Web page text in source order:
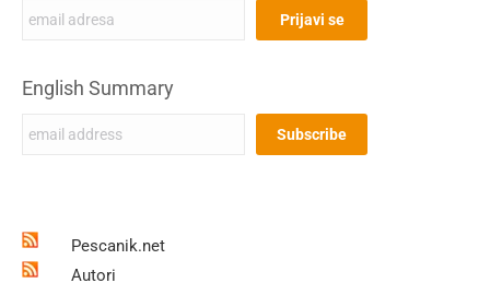
English Summary
Pescanik.net
Autori